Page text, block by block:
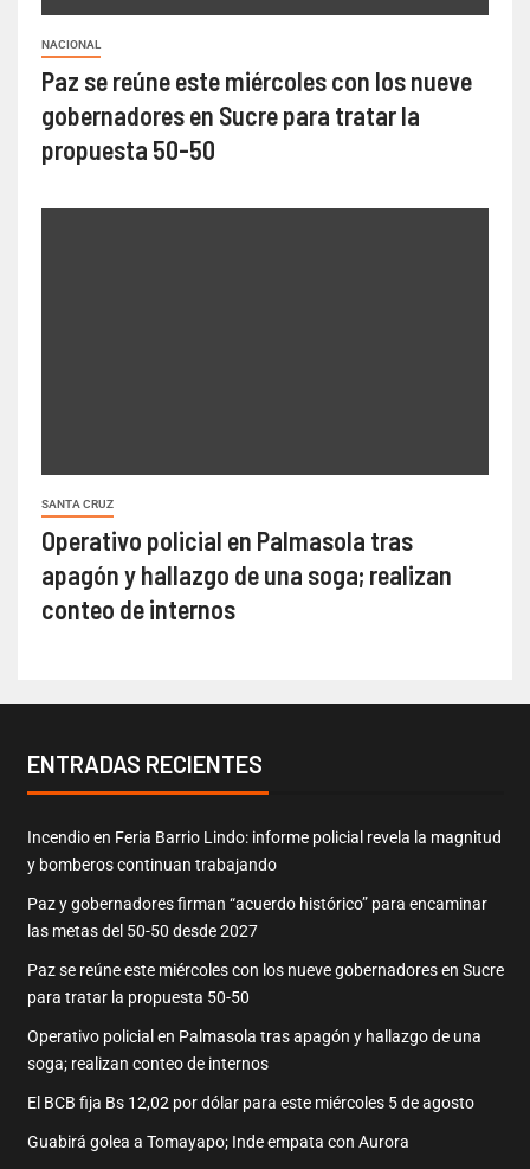
NACIONAL
Paz se reúne este miércoles con los nueve
gobernadores en Sucre para tratar la
propuesta 50-50
SANTA CRUZ
Operativo policial en Palmasola tras
apagón y hallazgo de una soga; realizan
conteo de internos
ENTRADAS RECIENTES
Incendio en Feria Barrio Lindo: informe policial revela la magnitud
y bomberos continuan trabajando
Paz y gobernadores firman “acuerdo histórico” para encaminar
las metas del 50-50 desde 2027
Paz se reúne este miércoles con los nueve gobernadores en Sucre
para tratar la propuesta 50-50
Operativo policial en Palmasola tras apagón y hallazgo de una
soga; realizan conteo de internos
El BCB fija Bs 12,02 por dólar para este miércoles 5 de agosto
Guabirá golea a Tomayapo; Inde empata con Aurora